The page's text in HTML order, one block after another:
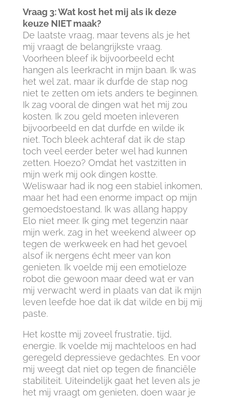
Vraag 3: Wat kost het mij als ik deze
keuze NIET maak?
De laatste vraag, maar tevens als je het
mij vraagt de belangrijkste vraag.
Voorheen bleef ik bijvoorbeeld echt
hangen als leerkracht in mijn baan. Ik was
het wel zat, maar ik durfde de stap nog
niet te zetten om iets anders te beginnen.
Ik zag vooral de dingen wat het mij zou
kosten. Ik zou geld moeten inleveren
bijvoorbeeld en dat durfde en wilde ik
niet. Toch bleek achteraf dat ik de stap
toch veel eerder beter wel had kunnen
zetten. Hoezo? Omdat het vastzitten in
mijn werk mij ook dingen kostte.
Weliswaar had ik nog een stabiel inkomen,
maar het had een enorme impact op mijn
gemoedstoestand. Ik was allang happy
Elo niet meer. Ik ging met tegenzin naar
mijn werk, zag in het weekend alweer op
tegen de werkweek en had het gevoel
alsof ik nergens écht meer van kon
genieten. Ik voelde mij een emotieloze
robot die gewoon maar deed wat er van
mij verwacht werd in plaats van dat ik mijn
leven leefde hoe dat ik dat wilde en bij mij
paste.
Het kostte mij zoveel frustratie, tijd,
energie. Ik voelde mij machteloos en had
geregeld depressieve gedachtes. En voor
mij weegt dat niet op tegen de financiële
stabiliteit. Uiteindelijk gaat het leven als je
het mij vraagt om genieten, doen waar je